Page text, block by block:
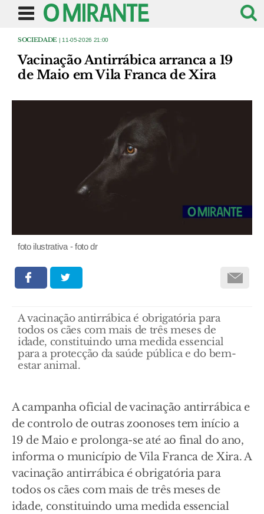
SOCIEDADE | 11-05-2026 21:00
Vacinação Antirrábica arranca a 19
de Maio em Vila Franca de Xira
foto ilustrativa - foto dr
A vacinação antirrábica é obrigatória para
todos os cães com mais de três meses de
idade, constituindo uma medida essencial
para a protecção da saúde pública e do bem-
estar animal.
A campanha oficial de vacinação antirrábica e
de controlo de outras zoonoses tem início a
19 de Maio e prolonga-se até ao final do ano,
informa o município de Vila Franca de Xira. A
vacinação antirrábica é obrigatória para
todos os cães com mais de três meses de
idade, constituindo uma medida essencial